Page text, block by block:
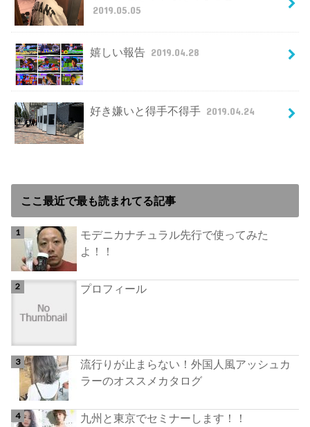
2019.05.05
嬉しい報告 2019.04.28
好き嫌いと得手不得手 2019.04.24
ここ最近で最も読まれてる記事
モデニカナチュラル先行で使ってみた
よ！！
プロフィール
流行りが止まらない！外国人風アッシュカ
ラーのオススメカタログ
九州と東京でセミナーします！！